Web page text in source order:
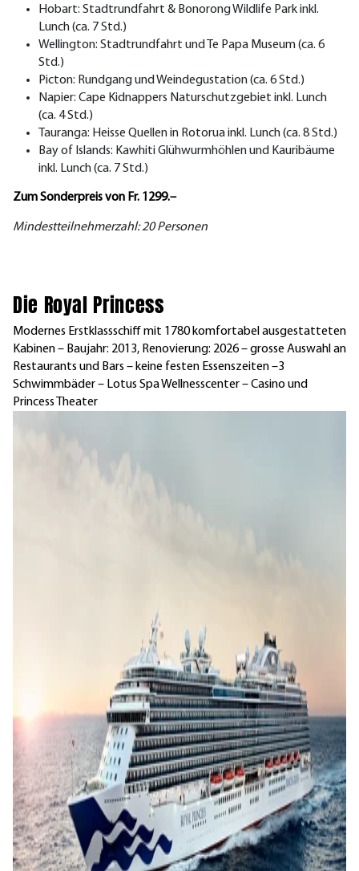
Hobart: Stadtrundfahrt & Bonorong Wildlife Park inkl.
Lunch (ca. 7 Std.)
Wellington: Stadtrundfahrt und Te Papa Museum (ca. 6
Std.)
Picton: Rundgang und Weindegustation (ca. 6 Std.)
Napier: Cape Kidnappers Naturschutzgebiet inkl. Lunch
(ca. 4 Std.)
Tauranga: Heisse Quellen in Rotorua inkl. Lunch (ca. 8 Std.)
Bay of Islands: Kawhiti Glühwurmhöhlen und Kauribäume
inkl. Lunch (ca. 7 Std.)
Zum Sonderpreis von Fr. 1299.–
Mindestteilnehmerzahl: 20 Personen
Die Royal Princess
Modernes Erstklassschiff mit 1780 komfortabel ausgestatteten
Kabinen – Baujahr: 2013, Renovierung: 2026 – grosse Auswahl an
Restaurants und Bars – keine festen Essenszeiten –3
Schwimmbäder – Lotus Spa Wellnesscenter – Casino und
Princess Theater